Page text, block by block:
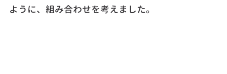
ように、組み合わせを考えました。